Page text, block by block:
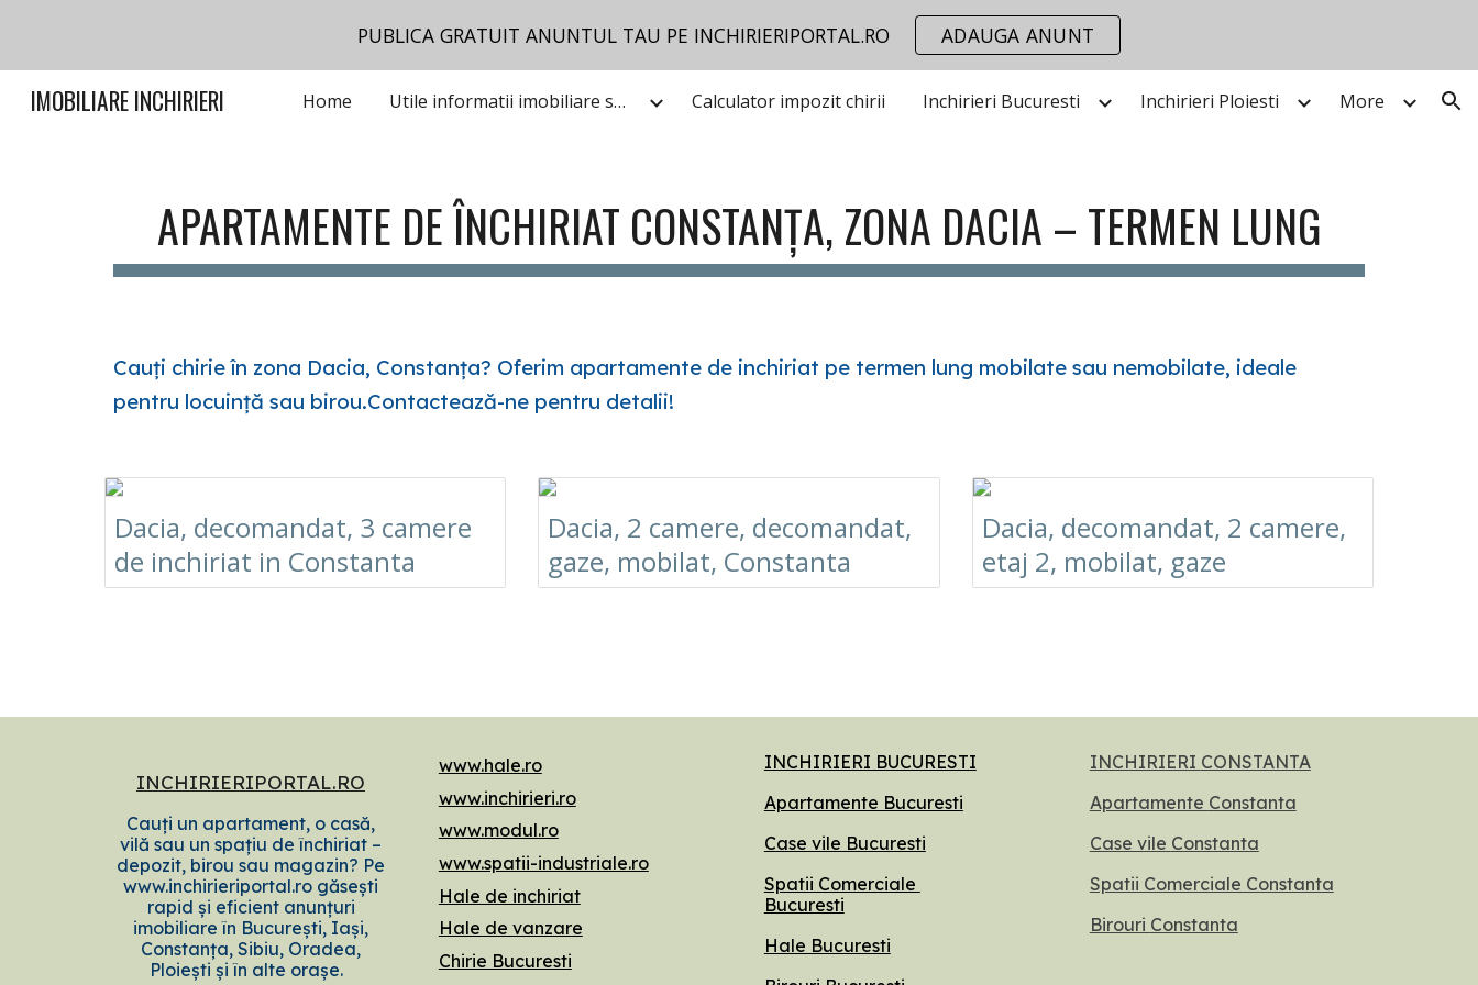
Skip to main content Skip to navigation
PUBLICA GRATUIT ANUNTUL TAU PE INCHIRIERIPORTAL.RO ADAUGA ANUNT
IMOBILIARE INCHIRIERI Home Utile informatii imobiliare stiri Calculator impozit chirii Inchirieri Bucuresti Inchirieri Ploiesti More
APARTAMENTE DE ÎNCHIRIAT CONSTANȚA, ZONA DACIA – TERMEN LUNG
Cauți chirie în zona Dacia, Constanța? Oferim apartamente de inchiriat pe termen lung mobilate sau nemobilate, ideale
pentru locuință sau birou.Contactează-ne pentru detalii!
Dacia, decomandat, 3 camere
de inchiriat in Constanta
Dacia, 2 camere, decomandat,
gaze, mobilat, Constanta
Dacia, decomandat, 2 camere,
etaj 2, mobilat, gaze
INCHIRIERIPORTAL.RO
Cauți un apartament, o casă,
vilă sau un spațiu de închiriat –
depozit, birou sau magazin? Pe
www.inchirieriportal.ro găsești
rapid și eficient anunțuri
imobiliare în București, Iași,
Constanța, Sibiu, Oradea,
Ploiești și în alte orașe.
www.hale.ro
www.inchirieri.ro
www.modul.ro
www.spatii-industriale.ro
Hale de inchiriat
Hale de vanzare
Chirie Bucuresti
INCHIRIERI BUCURESTI
Apartamente Bucuresti
Case vile Bucuresti
Spatii Comerciale
Bucuresti
Hale Bucuresti
INCHIRIERI CONSTANTA
Apartamente Constanta
Case vile Constanta
Spatii Comerciale Constanta
Birouri Constanta